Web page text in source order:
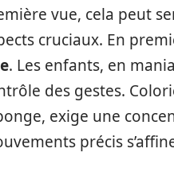
vue, cela peut
cruciaux. En
. Les enfants, en
des gestes.
exige une
précis